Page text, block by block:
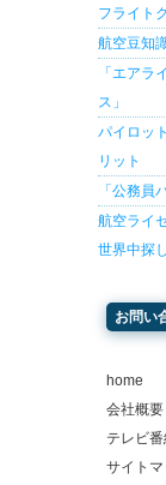
フライト
航空豆知
「エアラ
ス」
パイロッ
リット
「公務員
航空ライ
世界中探
お問い
home
会社概要
テレビ番
サイト